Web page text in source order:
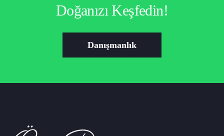
Doğanızı Keşfedin!
Danışmanlık